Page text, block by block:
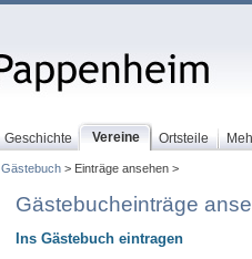
Geschichte Vereine Ortsteile
Gästebuch> Einträge ansehen >
Gästebucheinträge
Ins Gästebuch eintragen